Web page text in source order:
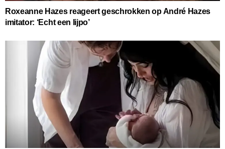
Roxeanne Hazes reageert geschrokken op André Hazes
imitator: ‘Echt een lijpo’